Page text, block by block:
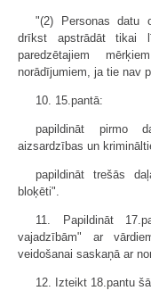
"(2) Personas datu
drīkst apstrādāt tikai
paredzētajiem
norādījumiem, ja tie nav
10. 15.pantā:
papildināt pirmo
aizsardzības un
papildināt trešās
bloķēti".
11. Papildināt
vajadzībām" ar
veidošanai saskaņā ar
12. Izteikt 18.pantu